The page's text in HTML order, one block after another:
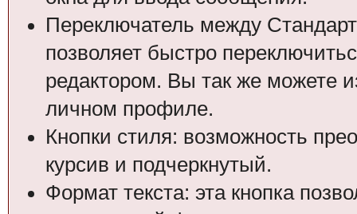
Переключатель между
позволяет быстро
редактором. Вы так же можете
личном профиле.
Кнопки стиля: возможность
курсив и подчеркнутый.
Формат текста: эта кнопка